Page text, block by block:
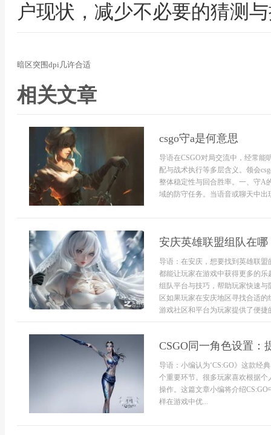
户现状，减少不必要的猜测
暗区突围dpi几许合适
相关文章
csgo守a是何意思
导语在CSGO对局交流中，经常能
配与战术执行等多层含义。领会
整体稳定性与回合胜率。一、守A
域的防守任务。当语音或聊天中
安庆英雄联盟组队在
导语：在安庆，想要找到英雄联
都能让玩家在游戏中获得更多的
组队平台与技巧，帮助玩家快速
区如果玩家在安庆地区寻找合适
游戏社区和平台为玩家提供了便捷
CSGO同一角色设置：
导语：小编认为‘CS:GO》这款经
个重要环节。很多玩家喜欢根据
操作。这篇文章小编将介绍
样在游戏中优...